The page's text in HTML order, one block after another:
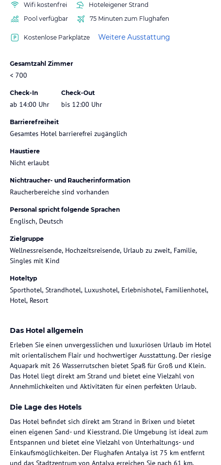
Wifi kostenfrei
Hoteleigener Strand
Pool verfügbar
75 Minuten zum Flughafen
Kostenlose Parkplätze Weitere Ausstattung
Gesamtzahl Zimmer
< 700
Check-In
ab 14:00 Uhr
Check-Out
bis 12:00 Uhr
Barrierefreiheit
Gesamtes Hotel barrierefrei zugänglich
Haustiere
Nicht erlaubt
Nichtraucher- und Raucherinformation
Raucherbereiche sind vorhanden
Personal spricht folgende Sprachen
Englisch, Deutsch
Zielgruppe
Wellnessreisende, Hochzeitsreisende, Urlaub zu zweit, Familie,
Singles mit Kind
Hoteltyp
Sporthotel, Strandhotel, Luxushotel, Erlebnishotel, Familienhotel,
Hotel, Resort
Das Hotel allgemein
Erleben Sie einen unvergesslichen und luxuriösen Urlaub im Hotel
mit orientalischem Flair und hochwertiger Ausstattung. Der riesige
Aquapark mit 26 Wasserrutschen bietet Spaß für Groß und Klein.
Das Hotel liegt direkt am Strand und bietet eine Vielzahl von
Annehmlichkeiten und Aktivitäten für einen perfekten Urlaub.
Die Lage des Hotels
Das Hotel befindet sich direkt am Strand in Brixen und bietet
einen eigenen Sand- und Kiesstrand. Die Umgebung ist ideal zum
Entspannen und bietet eine Vielzahl von Unterhaltungs- und
Einkaufsmöglichkeiten. Der Flughafen Antalya ist 75 km entfernt
und das Stadtzentrum von Antalya erreichen Sie nach 61 km.